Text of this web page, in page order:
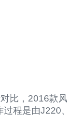
比，2016款
过程是由J220